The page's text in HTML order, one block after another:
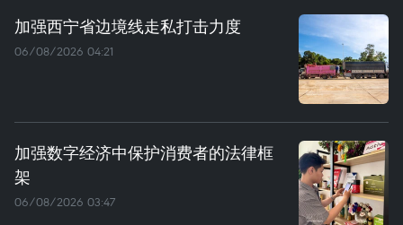
加强西宁省边境线走私打击力度
06/08/2026 04:21
加强数字经济中保护消费者的法律框
架
06/08/2026 03:47